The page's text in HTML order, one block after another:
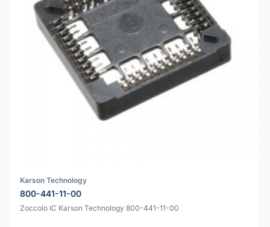
Karson Technology
800-441-11-00
Zoccolo IC Karson Technology 800-441-11-00